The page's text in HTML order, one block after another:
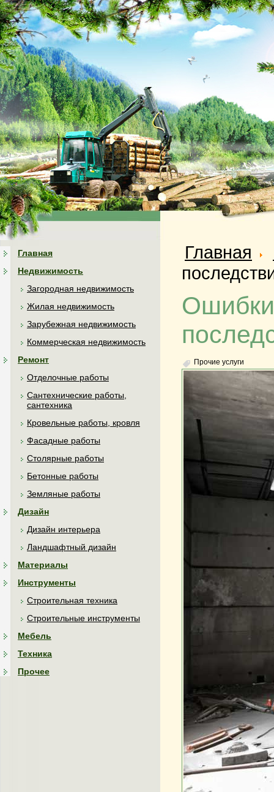
Главная
Недвижимость
Загородная недвижимость
Жилая недвижимость
Зарубежная недвижимость
Коммерческая недвижимость
Ремонт
Отделочные работы
Сантехнические работы,
сантехника
Кровельные работы, кровля
Фасадные работы
Столярные работы
Бетонные работы
Земляные работы
Дизайн
Дизайн интерьера
Ландшафтный дизайн
Материалы
Инструменты
Строительная техника
Строительные инструменты
Мебель
Техника
Прочее
Главная
Ошибки
Прочие услуги